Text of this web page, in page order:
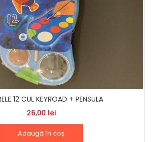
12 CUL KEYROAD + PENSULA
26,00 lei
Adaugă în coș